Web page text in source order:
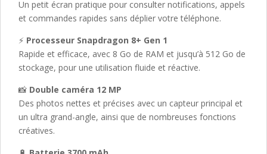
Un petit écran pratique pour consulter notifications, appels
et commandes rapides sans déplier votre téléphone.
⚡ Processeur Snapdragon 8+ Gen 1
Rapide et efficace, avec 8 Go de RAM et jusqu’à 512 Go de
stockage, pour une utilisation fluide et réactive.
📸 Double caméra 12 MP
Des photos nettes et précises avec un capteur principal et
un ultra grand-angle, ainsi que de nombreuses fonctions
créatives.